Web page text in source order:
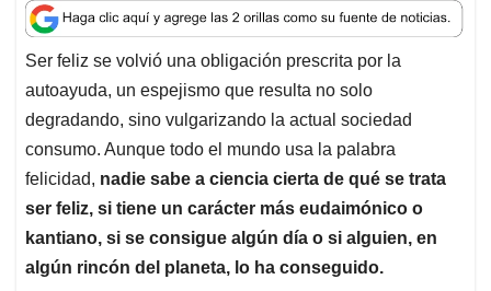
a
t
s
A
p
p
c
e
b
o
o
k
n
k
e
d
I
n
a
i
l
r
e
a
d
s
Ser feliz se volvió una obligación prescrita por la
autoayuda, un espejismo que resulta no solo
degradando, sino vulgarizando la actual sociedad
consumo. Aunque todo el mundo usa la palabra
felicidad, nadie sabe a ciencia cierta de qué se trata
ser feliz, si tiene un carácter más eudaimónico o
kantiano, si se consigue algún día o si alguien, en
algún rincón del planeta, lo ha conseguido.